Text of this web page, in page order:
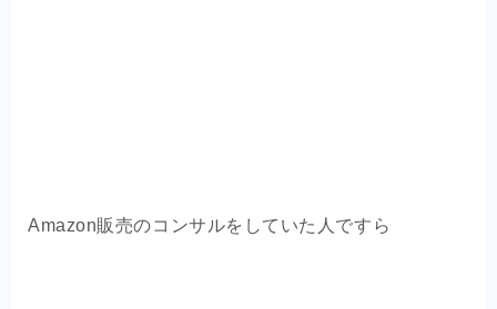
Amazon販売のコンサルをしていた人ですら